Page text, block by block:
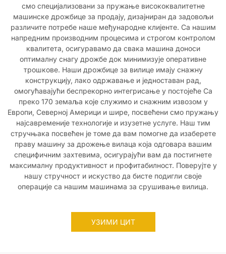
смо специјализовани за пружање висококвалитетне
машинске дрожбице за продају, дизајниран да задовољи
различите потребе наше међународне клијенте. Са нашим
напредним производним процесима и строгом контролом
квалитета, осигуравамо да свака машина доноси
оптималну снагу дрожбе док минимизује оперативне
трошкове. Наши дрожбице за вилице имају снажну
конструкцију, лако одржавање и једноставан рад,
омогућавајући беспрекорно интегрисање у постојеће Са
преко 170 земаља које служимо и снажним извозом у
Европи, Северној Америци и шире, посвећени смо пружању
најсавременије технологије и изузетне услуге. Наш тим
стручњака посвећен је томе да вам помогне да изаберете
праву машину за дрожење вилаца која одговара вашим
специфичним захтевима, осигурајући вам да постигнете
максималну продуктивност и профитабилност. Поверујте у
нашу стручност и искуство да бисте подигли своје
операције са нашим машинама за срушивање вилица.
УЗИМИ ЦИТ